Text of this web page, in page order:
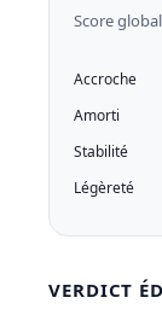
Score
Accroche
Amorti
Stabilité
Légèreté
VERDICT